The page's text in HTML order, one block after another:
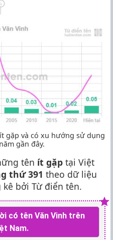
gặp và có xu hướng sử dụng
gần đây.
tên ít gặp tại Việt
thứ 391 theo dữ liệu
bởi Từ điển tên.
có tên Văn Vinh trên
Nam.